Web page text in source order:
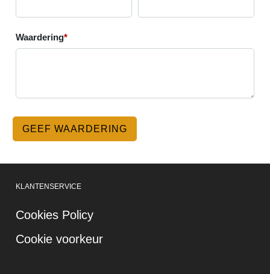
Waardering*
KLANTENSERVICE
Cookies Policy
Cookie voorkeur